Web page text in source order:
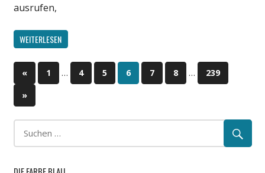
ausrufen,
WEITERLESEN
Beitragsnavigation
«Vorherige
Beiträge
1 … 4 5 6 7 8 …
239
Nächste
Beiträge
»